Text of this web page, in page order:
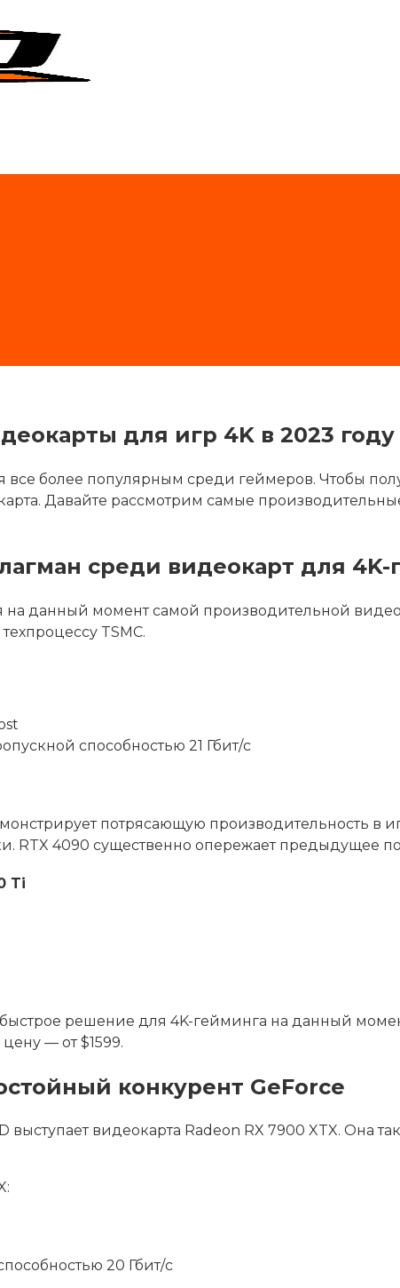
для игр 4K в 2023 году
более популярным среди геймеров. Чтобы
Давайте рассмотрим самые
среди видеокарт для 4K-
на данный момент самой производительной
TSMC.
способностью 21 Гбит/с
потрясающую производительность в
RTX 4090 существенно опережает предыдущее
Ti
решение для 4K-гейминга на данный
— от $1599.
конкурент GeForce
выступает видеокарта Radeon RX 7900 XTX. Она
20 Гбит/с